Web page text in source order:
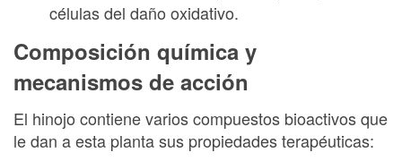
células del daño oxidativo.
Composición química y
mecanismos de acción
El hinojo contiene varios compuestos bioactivos que
le dan a esta planta sus propiedades terapéuticas: